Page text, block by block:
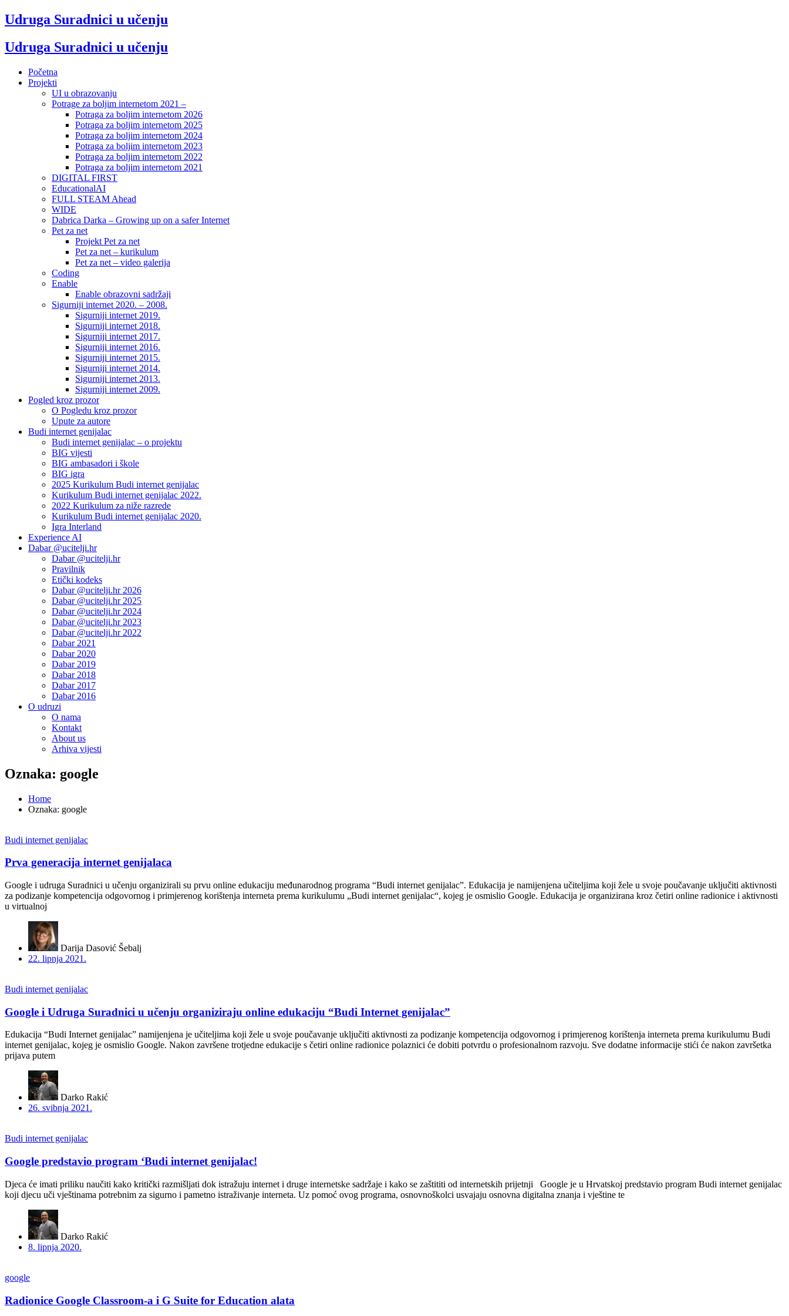
Udruga Suradnici u učenju
Udruga Suradnici u učenju
Početna
Projekti
UI u obrazovanju
Potrage za boljim internetom 2021 –
Potraga za boljim internetom 2026
Potraga za boljim internetom 2025
Potraga za boljim internetom 2024
Potraga za boljim internetom 2023
Potraga za boljim internetom 2022
Potraga za boljim internetom 2021
DIGITAL FIRST
EducationalAI
FULL STEAM Ahead
WIDE
Dabrica Darka – Growing up on a safer Internet
Pet za net
Projekt Pet za net
Pet za net – kurikulum
Pet za net – video galerija
Coding
Enable
Enable obrazovni sadržaji
Sigurniji internet 2020. – 2008.
Sigurniji internet 2019.
Sigurniji internet 2018.
Sigurniji internet 2017.
Sigurniji internet 2016.
Sigurniji internet 2015.
Sigurniji internet 2014.
Sigurniji internet 2013.
Sigurniji internet 2009.
Pogled kroz prozor
O Pogledu kroz prozor
Upute za autore
Budi internet genijalac
Budi internet genijalac – o projektu
BIG vijesti
BIG ambasadori i škole
BIG igra
2025 Kurikulum Budi internet genijalac
Kurikulum Budi internet genijalac 2022.
2022 Kurikulum za niže razrede
Kurikulum Budi internet genijalac 2020.
Igra Interland
Experience AI
Dabar @ucitelji.hr
Dabar @ucitelji.hr
Pravilnik
Etički kodeks
Dabar @ucitelji.hr 2026
Dabar @ucitelji.hr 2025
Dabar @ucitelji.hr 2024
Dabar @ucitelji.hr 2023
Dabar @ucitelji.hr 2022
Dabar 2021
Dabar 2020
Dabar 2019
Dabar 2018
Dabar 2017
Dabar 2016
O udruzi
O nama
Kontakt
About us
Arhiva vijesti
Oznaka: google
Home
Oznaka: google
Budi internet genijalac
Prva generacija internet genijalaca
Google i udruga Suradnici u učenju organizirali su prvu online edukaciju međunarodnog programa “Budi internet genijalac”. Edukacija je namijenjena učiteljima koji žele u svoje poučavanje uključiti aktivnosti
za podizanje kompetencija odgovornog i primjerenog korištenja interneta prema kurikulumu „Budi internet genijalac“, kojeg je osmislio Google. Edukacija je organizirana kroz četiri online radionice i aktivnosti
u virtualnoj
Darija Dasović Šebalj
22. lipnja 2021.
Budi internet genijalac
Google i Udruga Suradnici u učenju organiziraju online edukaciju “Budi Internet genijalac”
Edukacija “Budi Internet genijalac” namijenjena je učiteljima koji žele u svoje poučavanje uključiti aktivnosti za podizanje kompetencija odgovornog i primjerenog korištenja interneta prema kurikulumu Budi
internet genijalac, kojeg je osmislio Google. Nakon završene trotjedne edukacije s četiri online radionice polaznici će dobiti potvrdu o profesionalnom razvoju. Sve dodatne informacije stići će nakon završetka
prijava putem
Darko Rakić
26. svibnja 2021.
Budi internet genijalac
Google predstavio program ‘Budi internet genijalac!
Djeca će imati priliku naučiti kako kritički razmišljati dok istražuju internet i druge internetske sadržaje i kako se zaštititi od internetskih prijetnji Google je u Hrvatskoj predstavio program Budi internet genijalac
koji djecu uči vještinama potrebnim za sigurno i pametno istraživanje interneta. Uz pomoć ovog programa, osnovnoškolci usvajaju osnovna digitalna znanja i vještine te
Darko Rakić
8. lipnja 2020.
google
Radionice Google Classroom-a i G Suite for Education alata